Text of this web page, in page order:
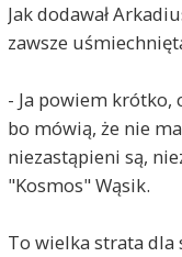
Jak dodawał
zawsze
- Ja powiem krótko,
bo mówią, że nie
niezastąpieni są,
"Kosmos" Wąsik.
To wielka strata dla